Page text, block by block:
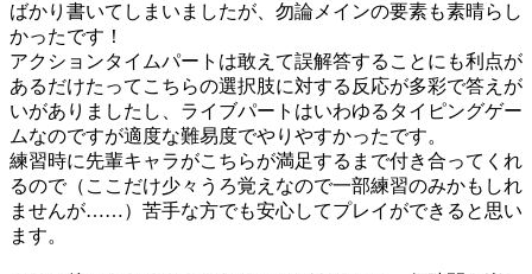
ばかり書いてしまいましたが、勿論メインの要素も素晴らし
かったです！
アクションタイムパートは敢えて誤解答することにも利点が
あるだけたってこちらの選択肢に対する反応が多彩で答えが
いがありましたし、ライブパートはいわゆるタイピングゲー
ムなのですが適度な難易度でやりやすかったです。
練習時に先輩キャラがこちらが満足するまで付き合ってくれ
るので（ここだけ少々うろ覚えなので一部練習のみかもしれ
ませんが……）苦手な方でも安心してプレイができると思い
ます。